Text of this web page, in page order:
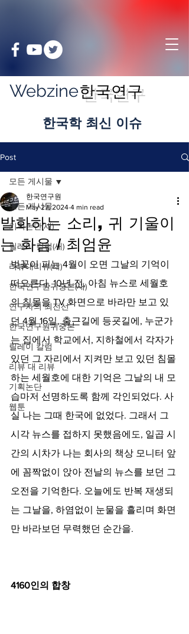
Webzine
​한국학 최신 이슈
한국연구
Post
모든 게시물
기획논단(새)
릴레이 칼럼(새)
리뷰대리뷰(새)
한국연구원귀중본(새)
연구자의 최전선
한국연구원귀중본
릴레이 칼럼
리뷰 대 리뷰
기획논단
웹툰
모든 게시물
발화하는 소리, 귀 기울이
는 화음 / 최엄윤
한국연구원
May 27, 2024 4 min read
벚꽃이 피는 4월이 오면 그날의 기억이
떠오른다. 10년 전, 아침 뉴스로 세월호
의 침몰을 TV 화면으로 바라만 보고 있
던 4월 16일, 출근길에 등굣길에, 누군가
는 집에서 학교에서, 지하철에서 각자가
있던 그 자리에서 지켜만 보고 있던 침몰
하는 세월호에 대한 기억은 그날의 내 모
습마저 선명하도록 함께 각인되었다. 사
실 나는 그때 한국에 없었다. 그래서 그
시각 뉴스를 접하지 못했음에도, 일곱 시
간의 시차가 나는 회사의 책상 모니터 앞
에 꼼짝없이 앉아 전날의 뉴스를 보던 그
오전을 기억한다. 오늘에도 반복 재생되
는 그날을, 하염없이 눈물을 흘리며 화면
만 바라보던 무력했던 순간을.
4160인의 합창